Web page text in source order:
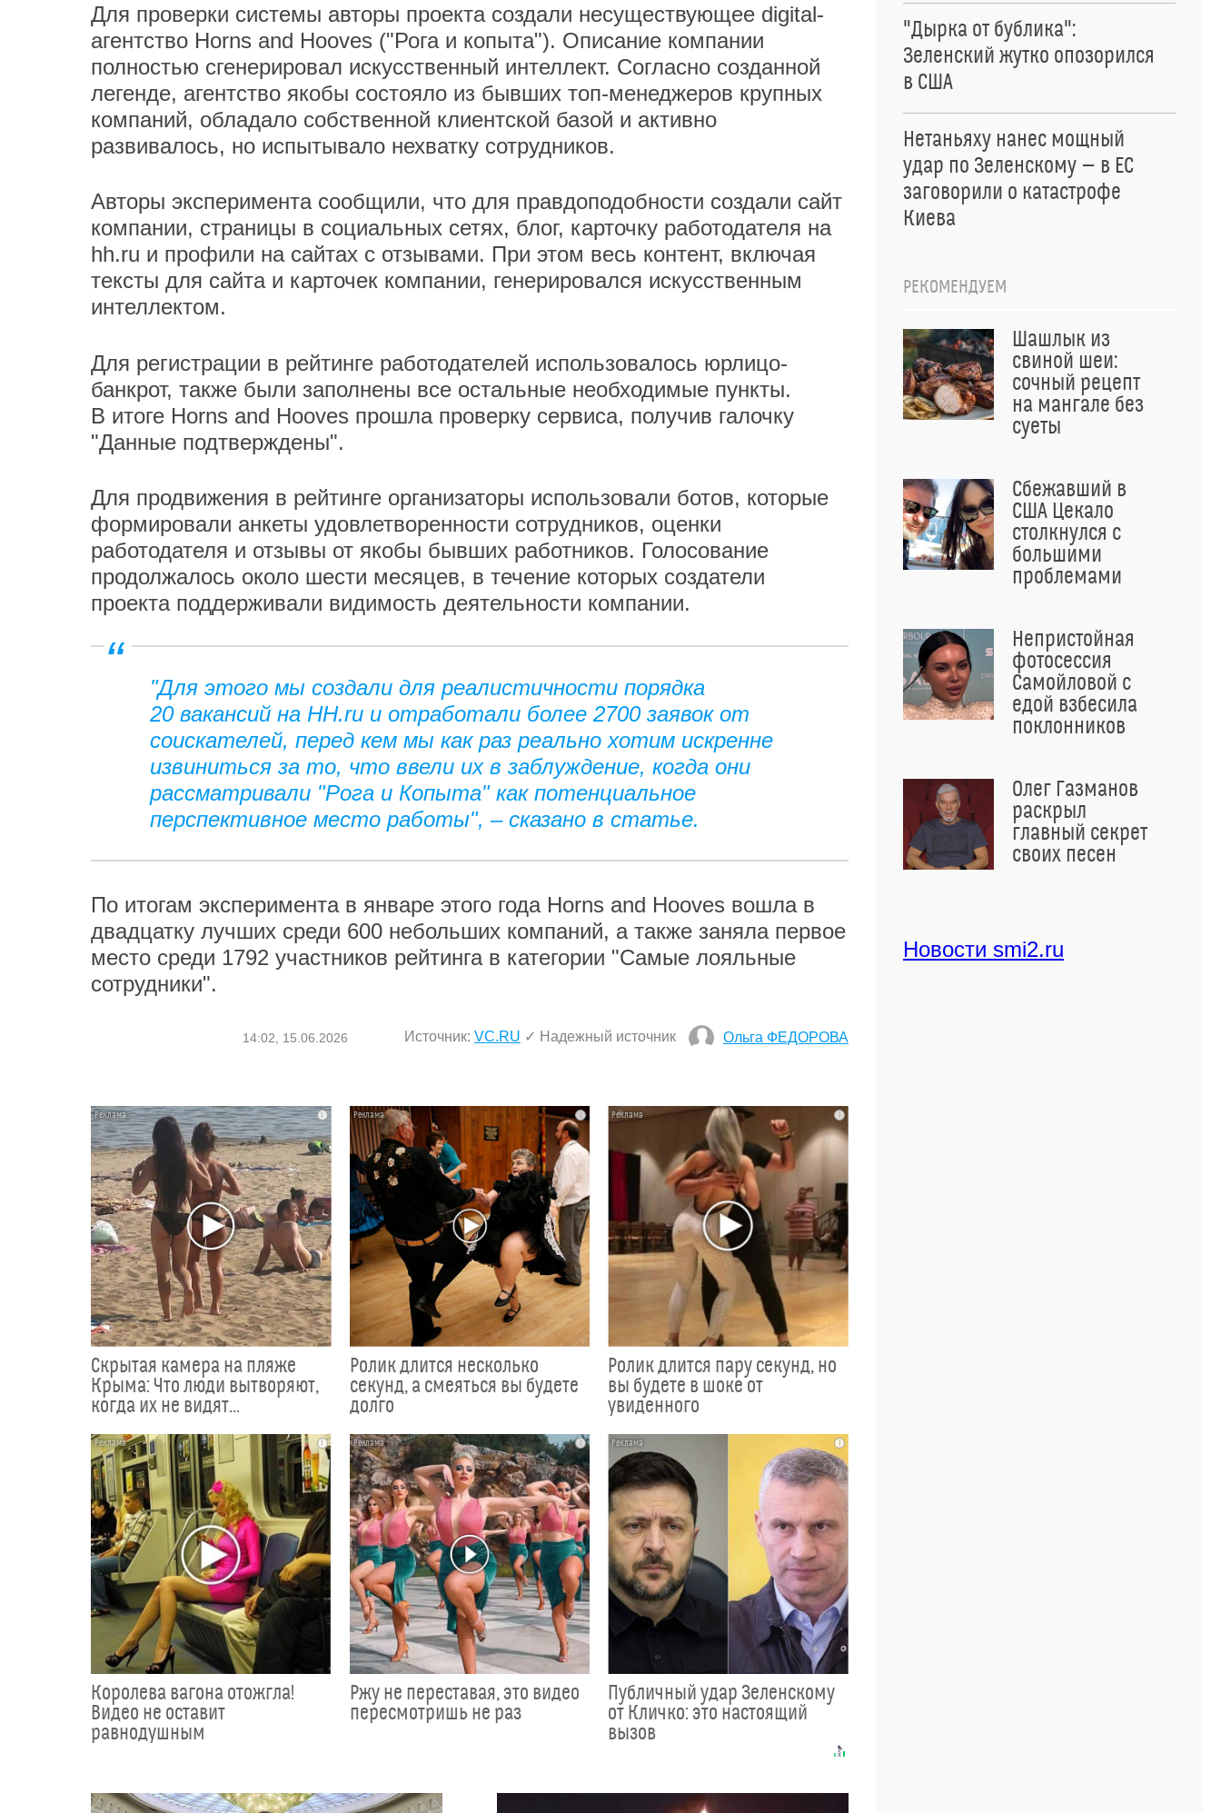
Для проверки системы авторы проекта создали несуществующее digital-
агентство Horns and Hooves ("Рога и копыта"). Описание компании
полностью сгенерировал искусственный интеллект. Согласно созданной
легенде, агентство якобы состояло из бывших топ-менеджеров крупных
компаний, обладало собственной клиентской базой и активно
развивалось, но испытывало нехватку сотрудников.
Авторы эксперимента сообщили, что для правдоподобности создали сайт
компании, страницы в социальных сетях, блог, карточку работодателя на
hh.ru и профили на сайтах с отзывами. При этом весь контент, включая
тексты для сайта и карточек компании, генерировался искусственным
интеллектом.
Для регистрации в рейтинге работодателей использовалось юрлицо-
банкрот, также были заполнены все остальные необходимые пункты.
В итоге Horns and Hooves прошла проверку сервиса, получив галочку
"Данные подтверждены".
Для продвижения в рейтинге организаторы использовали ботов, которые
формировали анкеты удовлетворенности сотрудников, оценки
работодателя и отзывы от якобы бывших работников. Голосование
продолжалось около шести месяцев, в течение которых создатели
проекта поддерживали видимость деятельности компании.
"Для этого мы создали для реалистичности порядка
20 вакансий на HH.ru и отработали более 2700 заявок от
соискателей, перед кем мы как раз реально хотим искренне
извиниться за то, что ввели их в заблуждение, когда они
рассматривали "Рога и Копыта" как потенциальное
перспективное место работы", – сказано в статье.
По итогам эксперимента в январе этого года Horns and Hooves вошла в
двадцатку лучших среди 600 небольших компаний, а также заняла первое
место среди 1792 участников рейтинга в категории "Самые лояльные
сотрудники".
14:02, 15.06.2026 Источник: VC.RU ✓ Надежный источник Ольга ФЕДОРОВА
i
Скрытая камера на пляже
Крыма: Что люди вытворяют,
когда их не видят...
i
Ролик длится несколько
секунд, а смеяться вы будете
долго
i
Ролик длится пару секунд, но
вы будете в шоке от
увиденного
i
Королева вагона отожгла!
Видео не оставит
равнодушным
i
Ржу не переставая, это видео
пересмотришь не раз
i
Публичный удар Зеленскому
от Кличко: это настоящий
вызов
"Дырка от бублика":
Зеленский жутко опозорился
в США
Нетаньяху нанес мощный
удар по Зеленскому — в ЕС
заговорили о катастрофе
Киева
РЕКОМЕНДУЕМ
Шашлык из
свиной шеи:
сочный рецепт
на мангале без
суеты
Сбежавший в
США Цекало
столкнулся с
большими
проблемами
Непристойная
фотосессия
Самойловой с
едой взбесила
поклонников
Олег Газманов
раскрыл
главный секрет
своих песен
Новости smi2.ru